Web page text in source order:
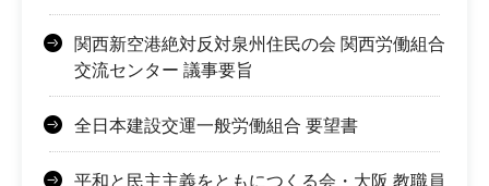
関西新空港絶対反対泉州住民の会 関西労働組合
交流センター 議事要旨
全日本建設交運一般労働組合 要望書
平和と民主主義をともにつくる会・大阪 教職員